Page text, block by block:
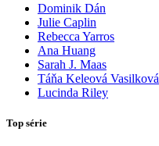
Dominik Dán
Julie Caplin
Rebecca Yarros
Ana Huang
Sarah J. Maas
Táňa Keleová Vasilková
Lucinda Riley
Top série